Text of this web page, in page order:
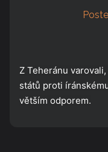
Z Teheránu
států proti
větším odporem.